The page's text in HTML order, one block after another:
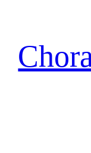
conteúdo